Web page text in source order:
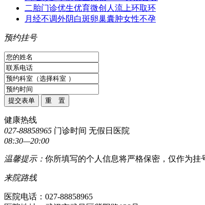
二胎门诊优生优育微创人流上环取环
月经不调外阴白斑卵巢囊肿女性不孕
预约挂号
健康热线
027-88858965 门诊时间 无假日医院
08:30—20:00
温馨提示： 你所填写的个人信息将严格保密，仅作为
来院路线
医院电话：027-88858965